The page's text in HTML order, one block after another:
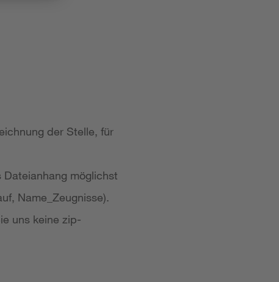
der Stelle, für
möglichst
Name_Zeugnisse).
uns keine zip-